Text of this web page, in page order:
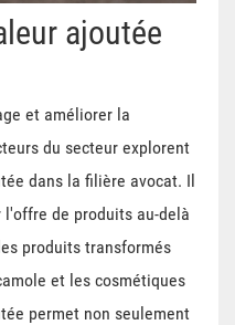
ajoutée
et améliorer la
du secteur explorent
dans la filière avocat. Il
de produits au-delà
produits transformés
et les cosmétiques
permet non seulement